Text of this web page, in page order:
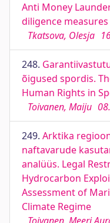
Anti Money
diligence
Tkatsova, Olesja
248.
õigused spordis.
Human Rights in
Toivanen, Maiju
249. Arktika
naftavarude
analüüs. Legal
Hydrocarbon
Assessment of
Climate Regime